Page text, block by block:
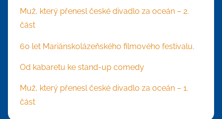
Muž, který přenesl české divadlo za oceán – 2.
část
60 let Mariánskolázeňského filmového festivalu.
Od kabaretu ke stand-up comedy
Muž, který přenesl české divadlo za oceán – 1.
část